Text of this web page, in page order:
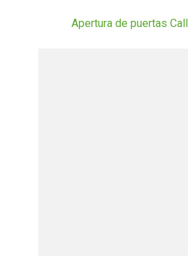
Apertura de puertas